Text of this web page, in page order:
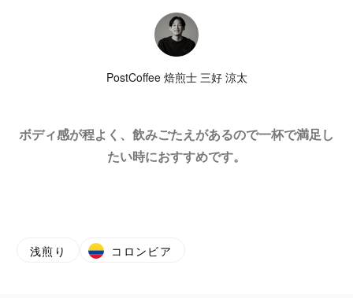
PostCoffee 焙煎士 三好 涼太
ボディ感が程よく、飲みごたえがあるので一杯で満足し
たい時におすすめです。
浅煎り コロンビア